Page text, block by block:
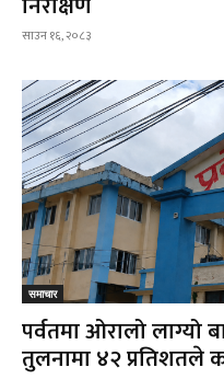
साउन १६, २०८३
समाचार
पर्वतमा ओरालो लाग्यो
तुलनामा ४२ प्रतिशतले